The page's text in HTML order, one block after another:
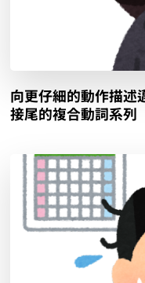
向更仔細的動作描述
接尾的複合動詞系列